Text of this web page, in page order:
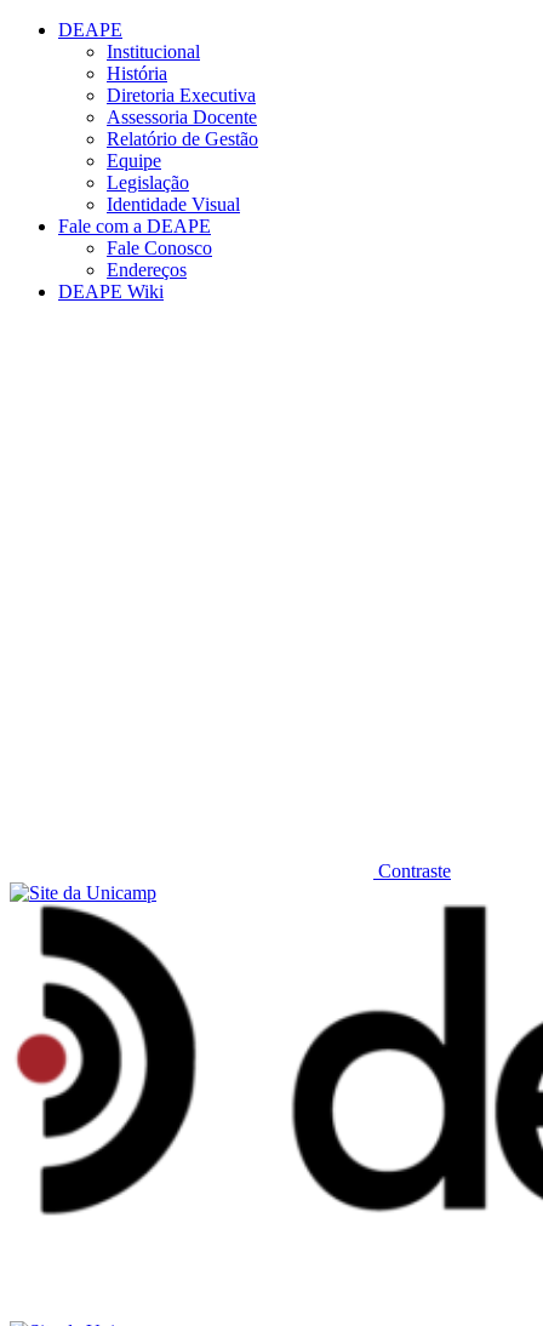
Conteúdo principal
DEAPE
Institucional
História
Diretoria Executiva
Assessoria Docente
Relatório de Gestão
Equipe
Legislação
Identidade Visual
Fale com a DEAPE
Fale Conosco
Endereços
DEAPE Wiki
Contraste